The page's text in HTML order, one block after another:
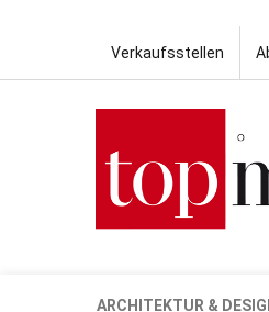
Verkaufsstellen
ARCHITEKTUR &